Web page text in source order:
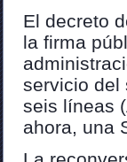
El decreto
la firma
servicio del
seis líneas
ahora, una